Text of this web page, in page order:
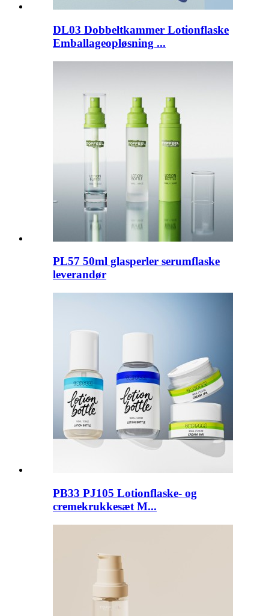
DL03 Dobbeltkammer Lotionflaske
Emballageopløsning ...
PL57 50ml glasperler serumflaske
leverandør
PB33 PJ105 Lotionflaske- og
cremekrukkesæt M...